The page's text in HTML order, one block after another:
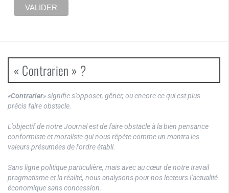
« Contrarien » ?
«Contrarier» signifie s’opposer, gêner, ou encore ce qui est plus
précis faire obstacle.
L’objectif de notre Journal est de faire obstacle à la bien pensance
conformiste et moraliste qui nous répète comme un mantra les
valeurs présumées de l’ordre établi.
Sans ligne politique particulière, mais avec au cœur de notre travail
pragmatisme et la réalité, nous analysons pour nos lecteurs l’actualité
économique sans concession.